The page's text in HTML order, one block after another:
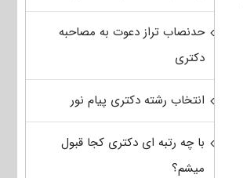
حدنصاب تراز دعوت به مصاحبه
دکتری
انتخاب رشته دکتری پیام نور
با چه رتبه ای دکتری کجا قبول
میشم؟